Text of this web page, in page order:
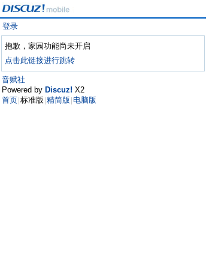
登录
抱歉，家园功能尚未开启
点击此链接进行跳转
音赋社
Powered by Discuz! X2
首页 标准版 精简版 电脑版